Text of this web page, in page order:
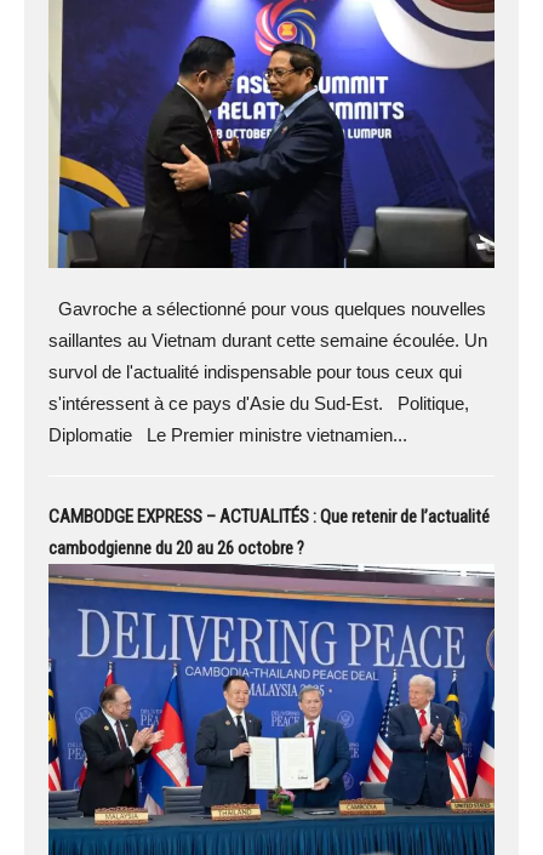
Gavroche a sélectionné pour vous quelques nouvelles
saillantes au Vietnam durant cette semaine écoulée. Un
survol de l'actualité indispensable pour tous ceux qui
s'intéressent à ce pays d'Asie du Sud-Est. Politique,
Diplomatie Le Premier ministre vietnamien...
CAMBODGE EXPRESS – ACTUALITÉS : Que retenir de l’actualité
cambodgienne du 20 au 26 octobre ?